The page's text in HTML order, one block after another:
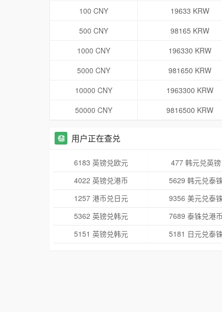
100 CNY
19633 KRW
500 CNY
98165 KRW
1000 CNY
196330 KRW
5000 CNY
981650 KRW
10000 CNY
1963300 KRW
50000 CNY
9816500 KRW
用户正在查兑
6183 英镑兑欧元 477 韩元兑英镑
4022 英镑兑港币
5629 韩元兑泰
1257 港币兑日元
9356 美元兑泰
5362 英镑兑韩元
7689 泰铢兑港币
5151 英镑兑韩元
5181 日元兑泰